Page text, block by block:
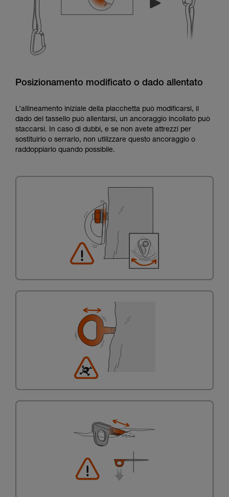
Posizionamento modificato o dado allentato
L’allineamento iniziale della placchetta può modificarsi, il
dado del tassello può allentarsi, un ancoraggio incollato può
staccarsi. In caso di dubbi, e se non avete attrezzi per
sostituirlo o serrarlo, non utilizzare questo ancoraggio o
raddoppiarlo quando possibile.